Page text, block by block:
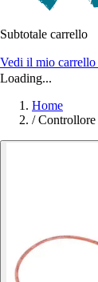
Subtotale carrello
Vedi il mio carrello
Loading...
Home
/